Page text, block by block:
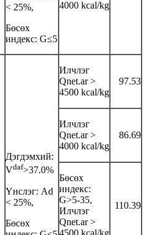
< 25%,
Бөсөх
индекс: G≤5
4000 kcal/kg
Дэгдэмхий:
Vdaf>37.0%
Үнслэг: Аd
< 25%,
Бөсөх
Илчлэг
Qnet.ar >
4500 kcal/kg
97.53
Илчлэг
Qnet.ar >
4000 kcal/kg
86.69
Бөсөх
индекс:
G>5-35,
Илчлэг
Qnet.ar >
110.39